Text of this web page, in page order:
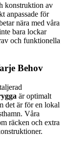
konstruktion av
anpassade för
nära med våra
bara lockar
och funktionella
Behov
är optimalt
det är för en lokal
Våra
räcken och extra